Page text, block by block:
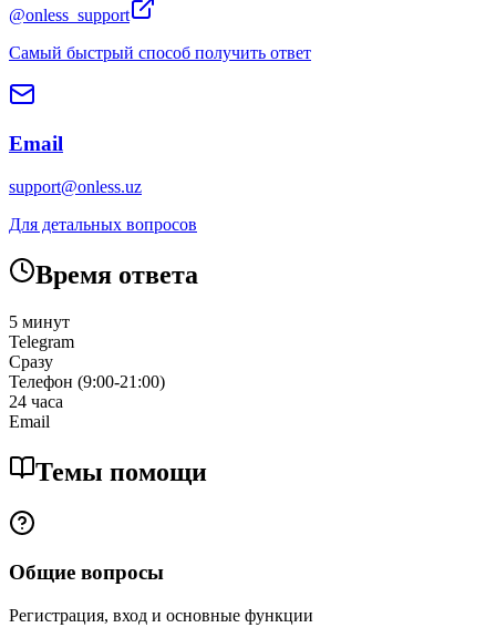
@onless_support
Самый быстрый способ получить ответ
Email
support@onless.uz
Для детальных вопросов
Время ответа
5 минут
Telegram
Сразу
Телефон (9:00-21:00)
24 часа
Email
Темы помощи
Общие вопросы
Регистрация, вход и основные функции